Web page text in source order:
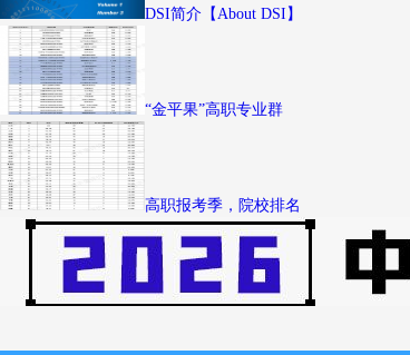
DSI简介【About DSI】
“金平果”高职专业群
高职报考季，院校排名